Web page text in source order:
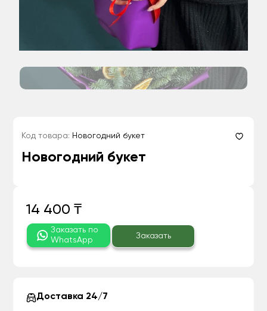
Код товара: Новогодний букет
Новогодний букет
14 400 ₸
Заказать по
WhatsApp
Заказать
Доставка 24/7